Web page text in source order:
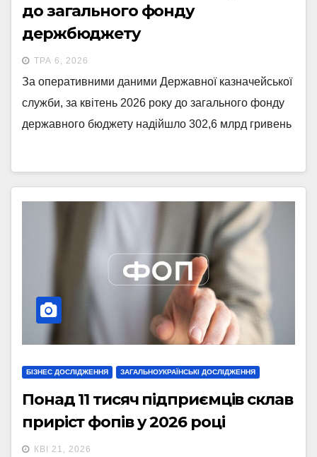
до загального фонду
держбюджету
ТРА 6, 2026
За оперативними даними Державної казначейської
служби, за квітень 2026 року до загального фонду
державного бюджету надійшло 302,6 млрд гривень
БІЗНЕС ДОСЛІДЖЕННЯ ЗАГАЛЬНОУКРАЇНСЬКІ ДОСЛІДЖЕННЯ
Понад 11 тисяч підприємців склав
приріст фопів у 2026 році
КВІ 21, 2026